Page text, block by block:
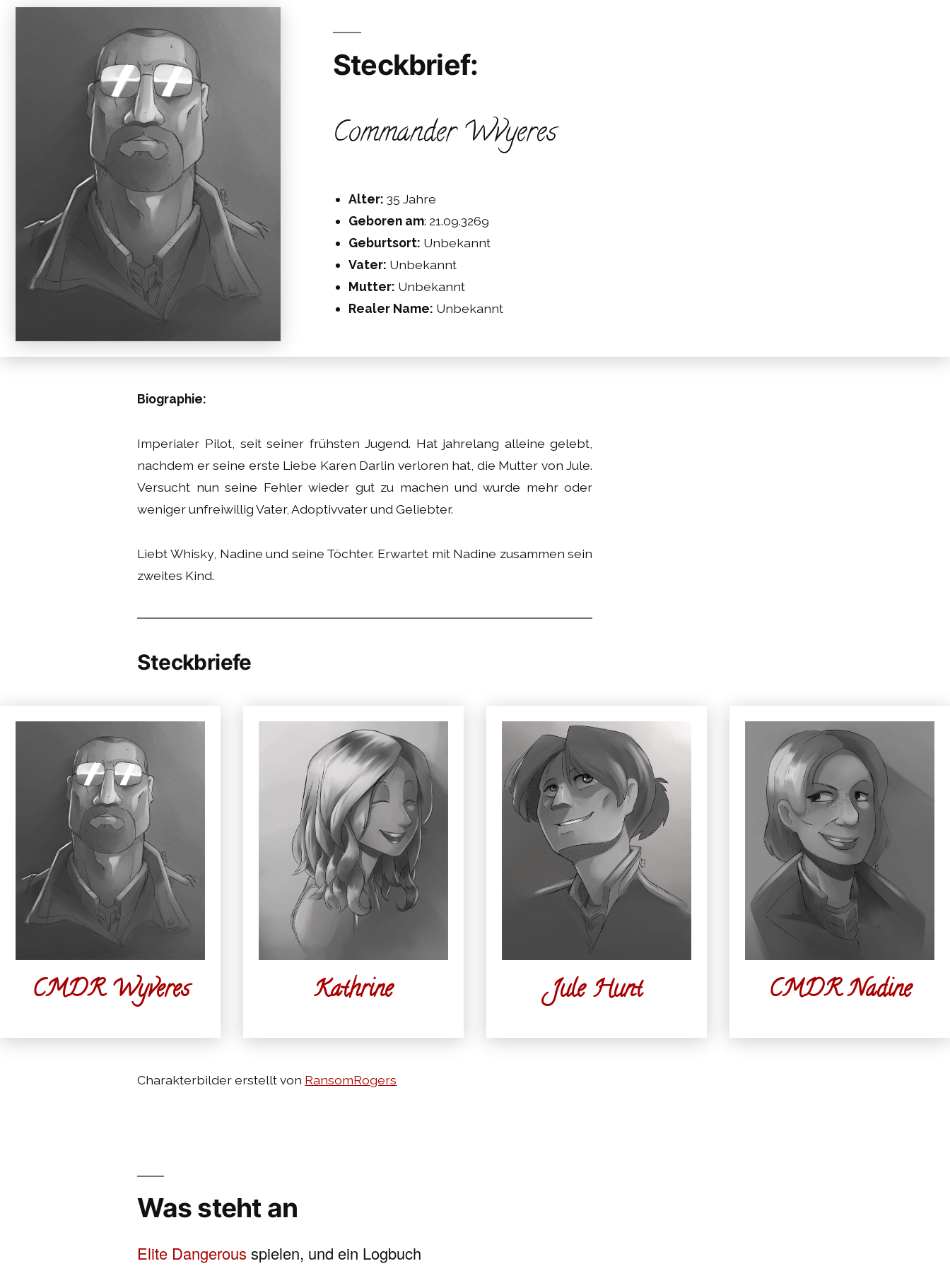
Steckbrief:
Commander Wvyeres
Alter: 35 Jahre
Geboren am: 21.09.3269
Geburtsort: Unbekannt
Vater: Unbekannt
Mutter: Unbekannt
Realer Name: Unbekannt
Biographie:
Imperialer Pilot, seit seiner frühsten Jugend. Hat jahrelang alleine gelebt,
nachdem er seine erste Liebe Karen Darlin verloren hat, die Mutter von Jule.
Versucht nun seine Fehler wieder gut zu machen und wurde mehr oder
weniger unfreiwillig Vater, Adoptivvater und Geliebter.
Liebt Whisky, Nadine und seine Töchter. Erwartet mit Nadine zusammen sein
zweites Kind.
Steckbriefe
CMDR Wyveres Kathrine Jule Hunt CMDR Nadine
Charakterbilder erstellt von RansomRogers
Was steht an
Elite Dangerous spielen, und ein Logbuch